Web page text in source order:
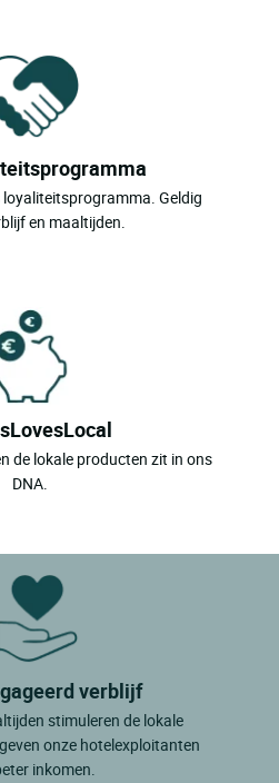
Geldig
en maaltijden.
de lokale producten zit in ons
DNA.
verblijf
stimuleren de lokale
onze hotelexploitanten
inkomen.